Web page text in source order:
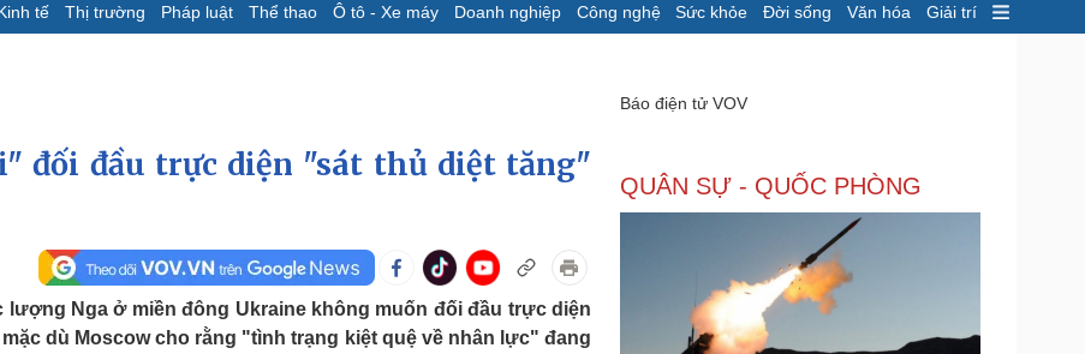
tế Thị trường Pháp luật Thể thao Ô tô - Xe máy Doanh nghiệp Công nghệ Sức khỏe Đời sống Văn hóa Giải trí
Hồ sơ
Infographic
Bất động sản
Chứng khoán
Giá cà phê
Thể thao
Lịch thi đấu bóng đá
Thế giới thể thao
Ô tô - Xe máy
Xe máy
Tư vấn
Doanh nghiệp
Thông tin doanh nghiệp
Doanh nghiệp 24h
Doanh nhân
Công nghệ
Sành điệu
Tin Công nghệ
đối đầu trực diện "sát thủ diệt tăng"
lượng Nga ở miền đông Ukraine không muốn đối đầu trực diện
dù Moscow cho rằng "tình trạng kiệt quệ về nhân lực" đang
Báo điện tử VOV
QUÂN SỰ - QUỐC PHÒNG